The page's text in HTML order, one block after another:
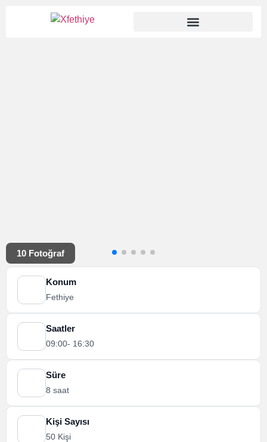
10 Fotoğraf
Konum
Fethiye
Saatler
09:00- 16:30
Süre
8 saat
Kişi Sayısı
50 Kişi